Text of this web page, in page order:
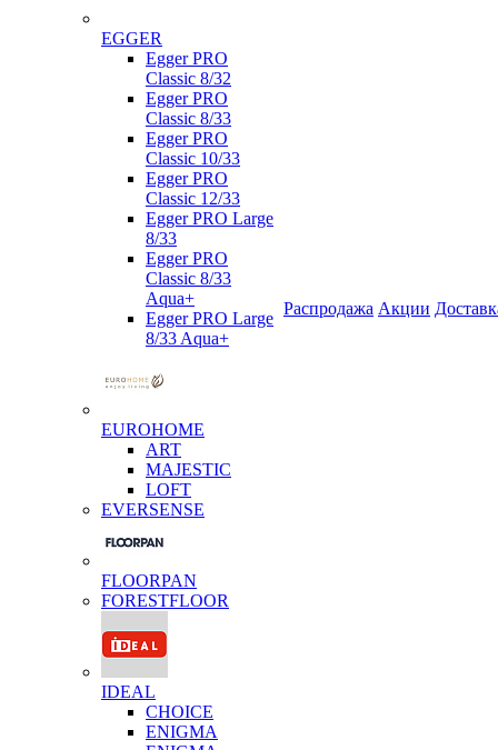
EGGER
Egger PRO
Classic 8/32
Egger PRO
Classic 8/33
Egger PRO
Classic 10/33
Egger PRO
Classic 12/33
Egger PRO Large
8/33
Egger PRO
Classic 8/33
Aqua+
Egger PRO Large
8/33 Aqua+
EUROHOME
ART
MAJESTIC
LOFT
EVERSENSE
FLOORPAN
FORESTFLOOR
IDEAL
CHOICE
ENIGMA
Распродажа Акции